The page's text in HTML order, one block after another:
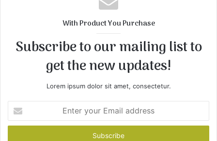
i
With Product You Purchase
Subscribe to our mailing list to
get the new updates!
Lorem ipsum dolor sit amet, consectetur.
t